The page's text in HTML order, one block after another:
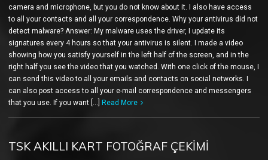
camera and microphone, but you do not know about it. I also have access
to all your contacts and all your correspondence. Why your antivirus did not
detect malware? Answer: My malware uses the driver, I update its
signatures every 4 hours so that your antivirus is silent. I made a video
showing how you satisfy yourself in the left half of the screen, and in the
right half you see the video that you watched. With one click of the mouse, I
can send this video to all your emails and contacts on social networks. I
can also post access to all your e-mail correspondence and messengers
that you use. If you want […]
Read More
TSK AKILLI KART FOTOĞRAF ÇEKIMI